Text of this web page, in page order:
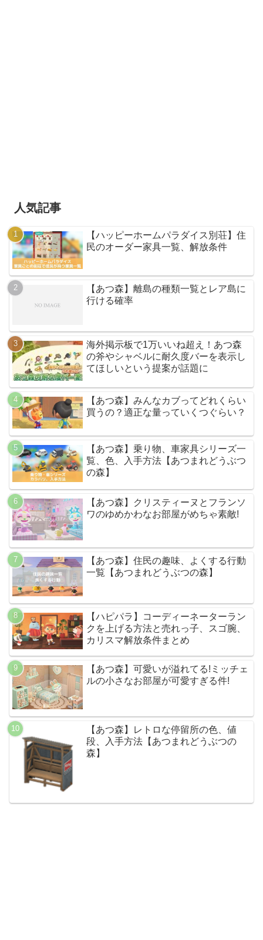
人気記事
【ハッピーホームパラダイス別荘】住
民のオーダー家具一覧、解放条件
【あつ森】離島の種類一覧とレア島に
行ける確率
海外掲示板で1万いいね超え！あつ森
の斧やシャベルに耐久度バーを表示し
てほしいという提案が話題に
【あつ森】みんなカブってどれくらい
買うの？適正な量っていくつぐらい？
【あつ森】乗り物、車家具シリーズ一
覧、色、入手方法【あつまれどうぶつ
の森】
【あつ森】クリスティーヌとフランソ
ワのゆめかわなお部屋がめちゃ素敵!
【あつ森】住民の趣味、よくする行動
一覧【あつまれどうぶつの森】
【ハピパラ】コーディーネーターラン
クを上げる方法と売れっ子、スゴ腕、
カリスマ解放条件まとめ
【あつ森】可愛いが溢れてる!ミッチェ
ルの小さなお部屋が可愛すぎる件!
【あつ森】レトロな停留所の色、値
段、入手方法【あつまれどうぶつの
森】